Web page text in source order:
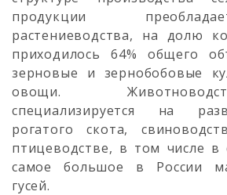
продукции
растениеводства, на долю
приходилось 64% общего
зерновые и зернобобовые
овощи.
специализируется на
рогатого скота,
птицеводстве, в том числе в
самое большое в России
гусей.